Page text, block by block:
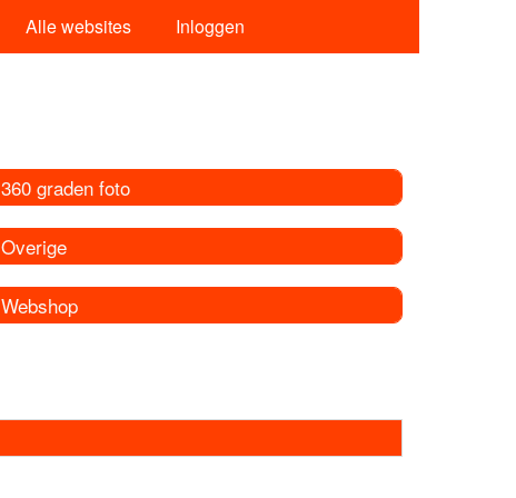
Alle websites Inloggen
360 graden foto
Overige
Webshop